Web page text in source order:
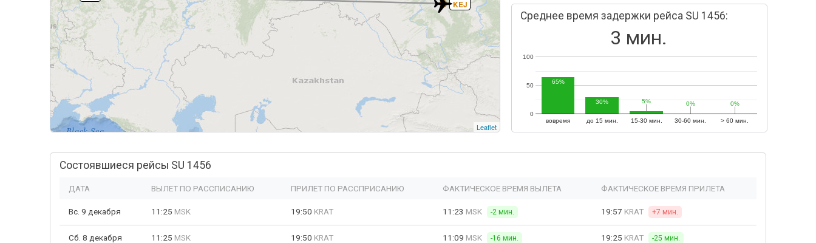
KEJ
Leaflet
Среднее время задержки рейса SU 1456:
3 мин.
вовремя до 15 мин. 15-30 мин. 30-60 мин. > 60 мин.
0
50
100
65%
30% 5%
5% 0%
0% 0%
0%
Состоявшиеся рейсы SU 1456
ДАТА ВЫЛЕТ ПО РАССПИСАНИЮ ПРИЛЕТ ПО РАССПРИСАНИЮ ФАКТИЧЕСКОЕ ВРЕМЯ ВЫЛЕТА ФАКТИЧЕСКОЕ ВРЕМЯ ПРИЛЕТА
Вс. 9 декабря 11:25 MSK 19:50 KRAT 11:23 MSK -2 мин. 19:57 KRAT +7 мин.
Сб. 8 декабря 11:25 MSK 19:50 KRAT 11:09 MSK -16 мин. 19:25 KRAT -25 мин.